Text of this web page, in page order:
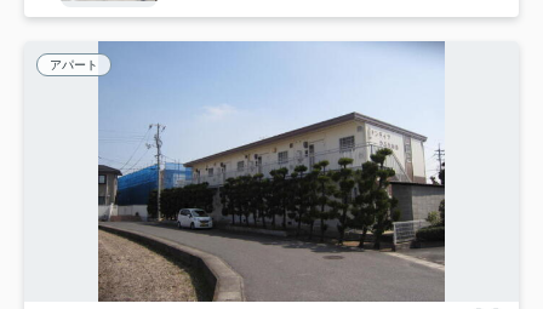
アパート